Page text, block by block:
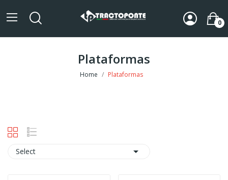
0
Plataformas
Home Plataformas
Select 